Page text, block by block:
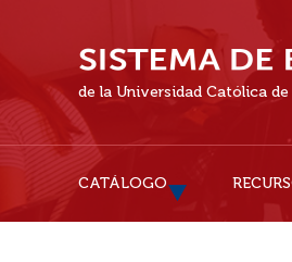
de la Universidad Católica de
CATÁLOGO